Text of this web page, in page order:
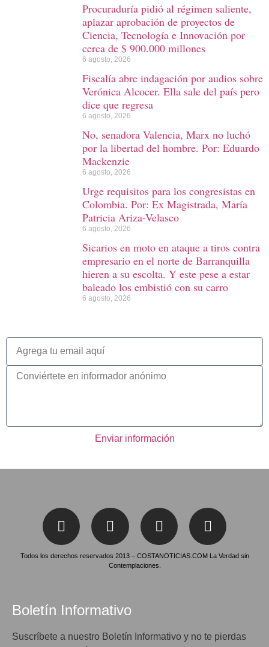
Procuraduría pidió al régimen saliente,
aplazar aprobación de proyectos de
Ciencia, Tecnología e Innovación por
cerca de $ 900.000 millones
6 agosto, 2026
Fiscalía abre indagación por audios sobre
Verónica Alcocer. Ella sale del país pero
dice que regresa
6 agosto, 2026
No, senadora Valencia, Marx no luchó
por la libertad del hombre. Por: Eduardo
Mackenzie
6 agosto, 2026
Urge requisitos para los congresistas en
Colombia. Por: Ex Magistrada, María
Patricia Ariza-Velasco
6 agosto, 2026
Sicarios en moto en ataque a tiros contra
empresario en el norte de Barranquilla
hieren a su escolta. Y este pese a estar
baleado los embistió con su carro
6 agosto, 2026
Enviar información
Todos los derechos reservados 2013 – COSTANOTICIAS.COM La Verdad sin
Contemplaciones.
Boletín Informativo
Suscríbete a nuestro Boletín Informativo y no te pierdas